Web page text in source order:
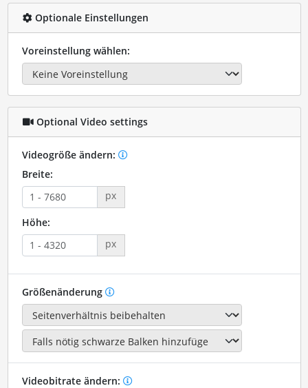
Optionale Einstellungen
Voreinstellung wählen:
Optional Video settings
Videogröße ändern:
Breite:
px
Höhe:
px
Größenänderung
Videobitrate ändern: